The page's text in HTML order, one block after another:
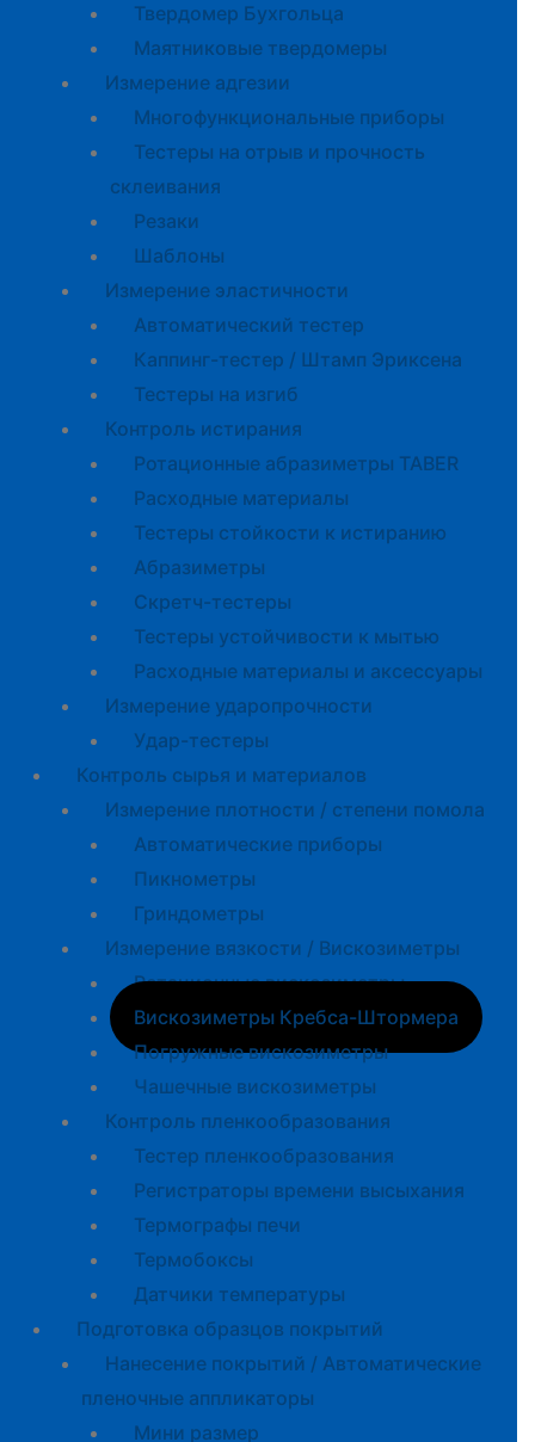
Твердомер Бухгольца
Маятниковые твердомеры
Измерение адгезии
Многофункциональные приборы
Тестеры на отрыв и прочность
склеивания
Резаки
Шаблоны
Измерение эластичности
Автоматический тестер
Каппинг-тестер / Штамп Эриксена
Тестеры на изгиб
Контроль истирания
Ротационные абразиметры TABER
Расходные материалы
Тестеры стойкости к истиранию
Абразиметры
Скретч-тестеры
Тестеры устойчивости к мытью
Расходные материалы и аксессуары
Измерение ударопрочности
Удар-тестеры
Контроль сырья и материалов
Измерение плотности / степени помола
Автоматические приборы
Пикнометры
Гриндометры
Измерение вязкости / Вискозиметры
Ротационные вискозиметры
Вискозиметры Кребса-Штормера
Погружные вискозиметры
Чашечные вискозиметры
Контроль пленкообразования
Тестер пленкообразования
Регистраторы времени высыхания
Термографы печи
Термобоксы
Датчики температуры
Подготовка образцов покрытий
Нанесение покрытий / Автоматические
пленочные аппликаторы
Мини размер